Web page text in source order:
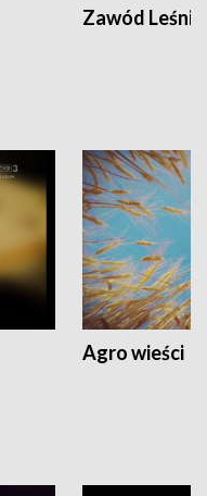
Zawód Leśnik
Agro wieści